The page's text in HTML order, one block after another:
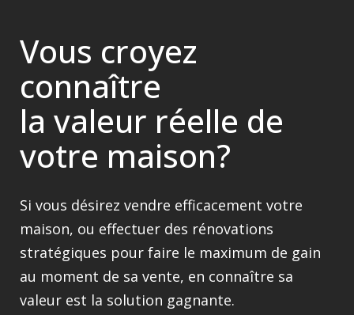
Vous croyez
connaître
la valeur réelle de
votre maison?
Si vous désirez vendre efficacement votre
maison, ou effectuer des rénovations
stratégiques pour faire le maximum de gain
au moment de sa vente, en connaître sa
valeur est la solution gagnante.